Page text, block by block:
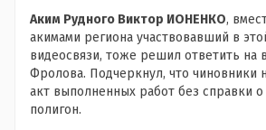
Аким Рудного Виктор ИОНЕНКО,
акимами региона участвовавший в
видеосвязи, тоже решил ответить на
Фролова. Подчеркнул, что чиновники
акт выполненных работ без справки о
полигон.